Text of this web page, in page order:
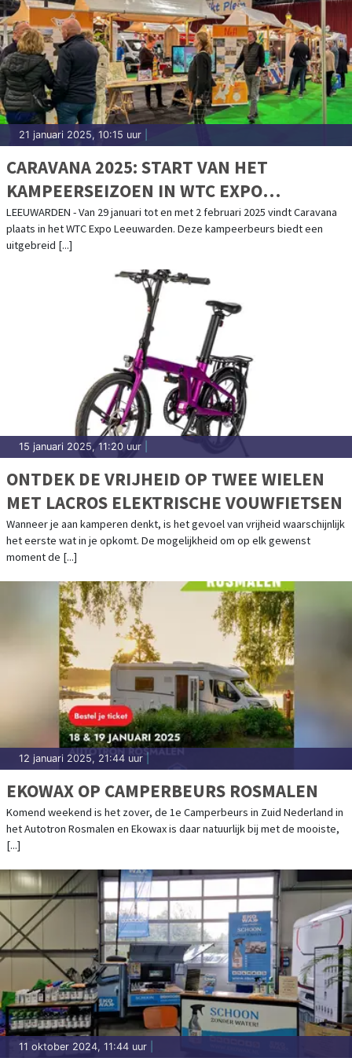
21 januari 2025, 10:15 uur
CARAVANA 2025: START VAN HET
KAMPEERSEIZOEN IN WTC EXPO
LEEUWARDEN
LEEUWARDEN - Van 29 januari tot en met 2 februari 2025 vindt Caravana
plaats in het WTC Expo Leeuwarden. Deze kampeerbeurs biedt een
uitgebreid [...]
15 januari 2025, 11:20 uur
ONTDEK DE VRIJHEID OP TWEE WIELEN
MET LACROS ELEKTRISCHE VOUWFIETSEN
Wanneer je aan kamperen denkt, is het gevoel van vrijheid waarschijnlijk
het eerste wat in je opkomt. De mogelijkheid om op elk gewenst
moment de [...]
12 januari 2025, 21:44 uur
EKOWAX OP CAMPERBEURS ROSMALEN
Komend weekend is het zover, de 1e Camperbeurs in Zuid Nederland in
het Autotron Rosmalen en Ekowax is daar natuurlijk bij met de mooiste,
[...]
11 oktober 2024, 11:44 uur